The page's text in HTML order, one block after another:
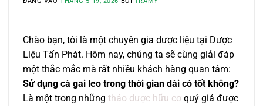
Chào bạn, tôi là một chuyên gia dược liệu tại Dược
Liệu Tấn Phát. Hôm nay, chúng ta sẽ cùng giải đáp
một thắc mắc mà rất nhiều khách hàng quan tâm:
Sử dụng cà gai leo trong thời gian dài có tốt không?
Là một trong những thảo dược hữu cơ quý giá được